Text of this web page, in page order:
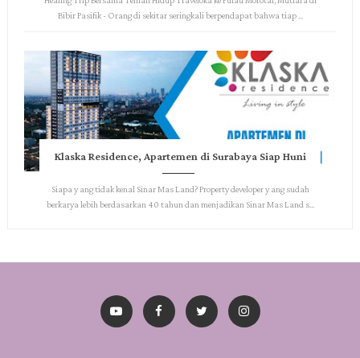
Bibir Pasifik - Orang di sekitar seringkali berpendapat bahwa tiap ...
Klaska Residence, Apartemen di Surabaya Siap Huni
Siapa y ang tidak kenal Sinar Mas Land? Property developer y ang sudah
berkarya lebih berdasarkan 40 tahun dan menjadikan Sinar Mas Land s...